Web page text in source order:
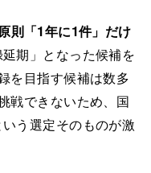
則「1年に1件」だけ
期」となった候補を
を目指す候補は数多
戦できないため、国
う選定そのものが激